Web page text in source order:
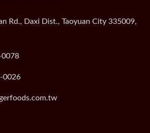
Rd., Daxi Dist., Taoyuan City 335009,
0078
0026